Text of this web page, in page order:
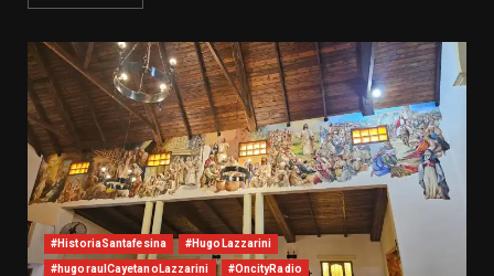
#HistoriaSantafesina #HugoLazzarini
#hugoraulCayetanoLazzarini #OncityRadio